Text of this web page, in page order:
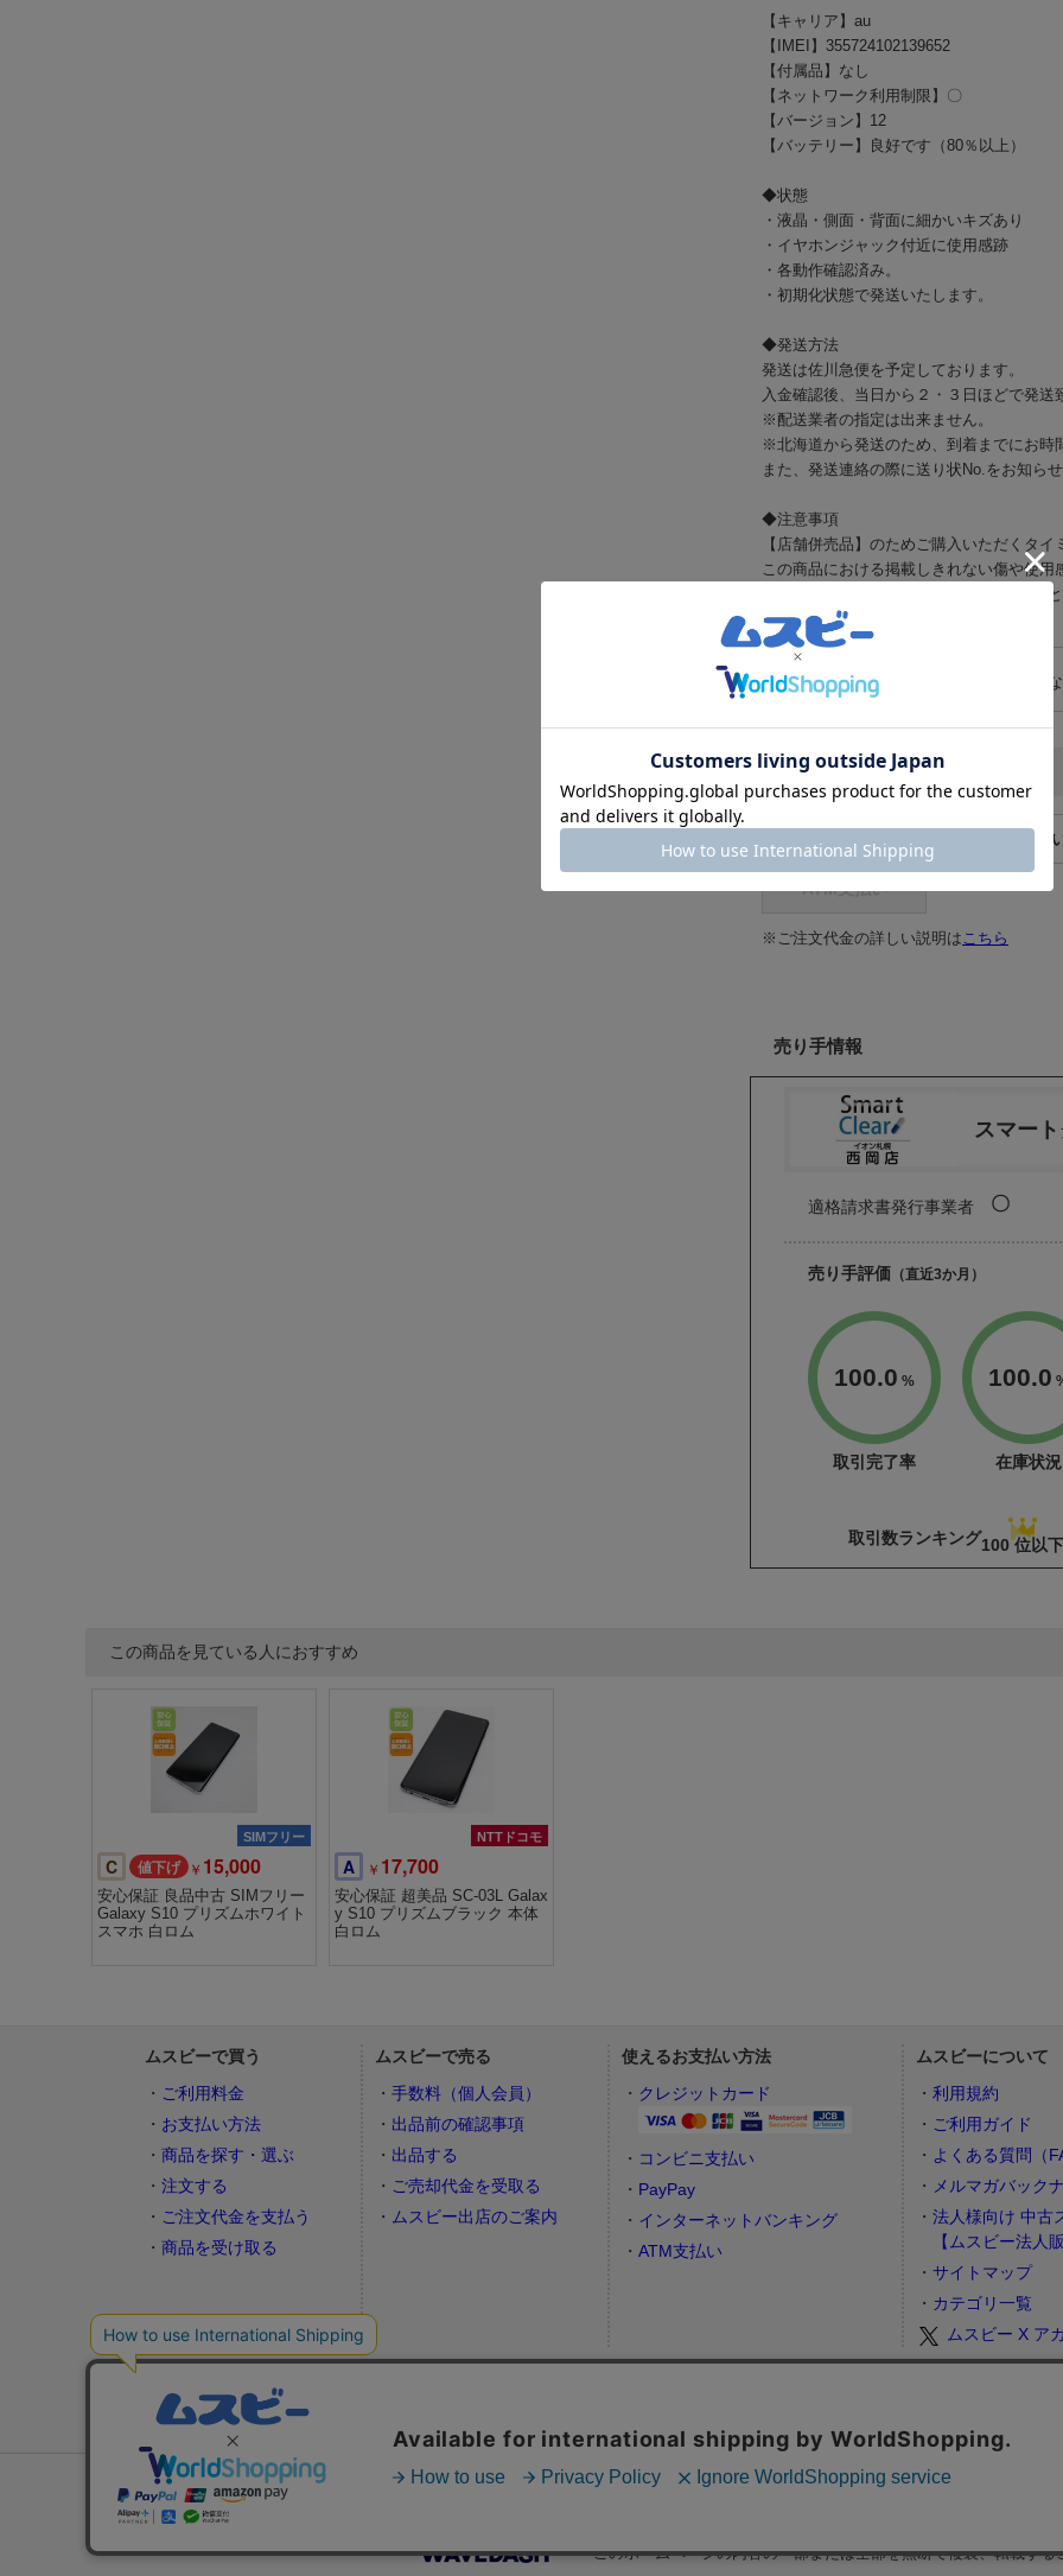
【キャリア】au
【IMEI】355724102139652
【付属品】なし
【ネットワーク利用制限】〇
【バージョン】12
【バッテリー】良好です（80％以上）
◆状態
・液晶・側面・背面に細かいキズあり
・イヤホンジャック付近に使用感跡
・各動作確認済み。
・初期化状態で発送いたします。
◆発送方法
発送は佐川急便を予定しております。
入金確認後、当日から２・３日ほどで発送
※配送業者の指定は出来ません。
※北海道から発送のため、到着までにお時
また、発送連絡の際に送り状No.をお知ら
◆注意事項
【店舗併売品】のためご購入いただくタ
この商品における掲載しきれない傷や使用
上記2点をご了承の上で、中古品であるこ
】
売り手への質問 回答済み：
お支払い方法
クレジットカード コンビニ支払
ATM支払い
※ご注文代金の詳しい説明はこちら
売り手情報
スマー
適格請求書発行事業者 〇
売り手評価 （直近3か月）
100.0 %
取引完了率
100.0
在庫状況
取引数ランキング100 位以下
この商品を見ている人におすすめ
SIMフリー
C ￥ 15,000
安心保証 良品中古 SIMフリー
Galaxy S10 プリズムホワイト
スマホ 白ロム
NTTドコモ
A ￥ 17,700
安心保証 超美品 SC-03L Galax
y S10 プリズムブラック 本体
白ロム
ムスビーで買う
ご利用料金
お支払い方法
商品を探す・選ぶ
注文する
ご注文代金を支払う
商品を受け取る
ムスビーで売る
手数料（個人会員）
出品前の確認事項
出品する
ご売却代金を受取る
ムスビー出店のご案内
使えるお支払い方法
クレジットカード
コンビニ支払い
PayPay
インターネットバンキング
ATM支払い
ムスビーについて
利用規約
ご利用ガイド
よくある質問（
メルマガバック
法人様向け 中古
【ムスビー法人
サイトマップ
カテゴリ一覧
ムスビー X ア
おすすめ生活情報サービス： 不動産査定 地域・行政情報 収益物件 チケット売買 How to buy tickets in Japan
このホームページの内容の一部または全部を無断で複製、転載する